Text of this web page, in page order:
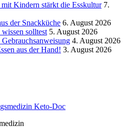
Kindern stärkt die Esskultur 7.
der Snackküche 6. August 2026
solltest 5. August 2026
4. August 2026
aus der Hand! 3. August 2026